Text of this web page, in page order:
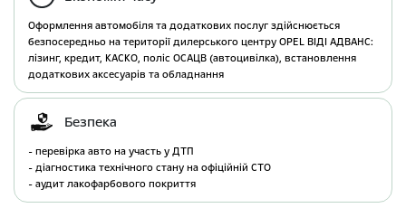
Оформлення автомобіля та додаткових послуг здійснюється
безпосередньо на території дилерського центру OPEL ВІДІ АДВАНС:
лізинг, кредит, КАСКО, поліс ОСАЦВ (автоцивілка), встановлення
додаткових аксесуарів та обладнання
Безпека
- перевірка авто на участь у ДТП
- діагностика технічного стану на офіційній СТО
- аудит лакофарбового покриття